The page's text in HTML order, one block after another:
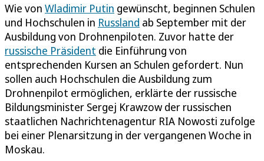
Wie von Wladimir Putin gewünscht, beginnen Schulen
und Hochschulen in Russland ab September mit der
Ausbildung von Drohnenpiloten. Zuvor hatte der
russische Präsident die Einführung von
entsprechenden Kursen an Schulen gefordert. Nun
sollen auch Hochschulen die Ausbildung zum
Drohnenpilot ermöglichen, erklärte der russische
Bildungsminister Sergej Krawzow der russischen
staatlichen Nachrichtenagentur RIA Nowosti zufolge
bei einer Plenarsitzung in der vergangenen Woche in
Moskau.